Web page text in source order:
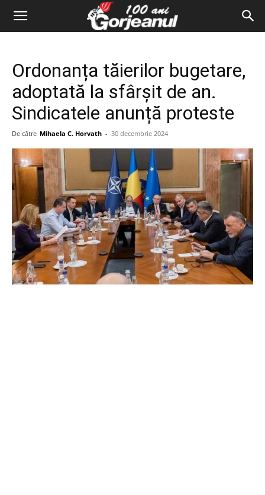
Ordonanța tăierilor bugetare,
adoptată la sfârșit de an.
Sindicatele anunță proteste
De către Mihaela C. Horvath - 30 decembrie 2024